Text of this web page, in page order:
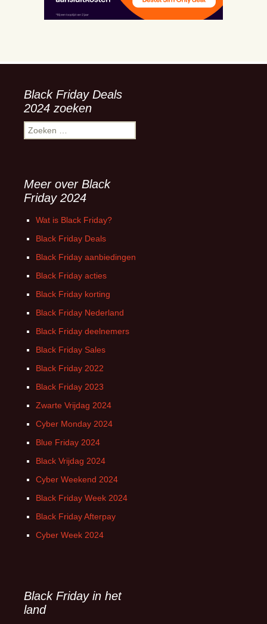
Black Friday Deals
2024 zoeken
Zoeken
naar:
Meer over Black
Friday 2024
Wat is Black Friday?
Black Friday Deals
Black Friday aanbiedingen
Black Friday acties
Black Friday korting
Black Friday Nederland
Black Friday deelnemers
Black Friday Sales
Black Friday 2022
Black Friday 2023
Zwarte Vrijdag 2024
Cyber Monday 2024
Blue Friday 2024
Black Vrijdag 2024
Cyber Weekend 2024
Black Friday Week 2024
Black Friday Afterpay
Cyber Week 2024
Black Friday in het
land